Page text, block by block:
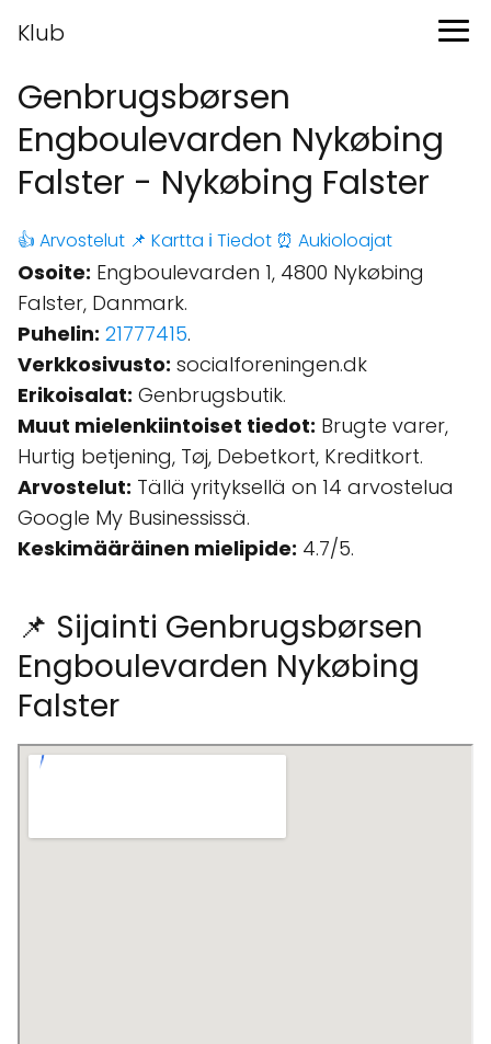
Klub
Genbrugsbørsen
Engboulevarden Nykøbing
Falster - Nykøbing Falster
👍 Arvostelut 📌 Kartta ℹ️ Tiedot ⏰ Aukioloajat
Osoite: Engboulevarden 1, 4800 Nykøbing
Falster, Danmark.
Puhelin: 21777415.
Verkkosivusto: socialforeningen.dk
Erikoisalat: Genbrugsbutik.
Muut mielenkiintoiset tiedot: Brugte varer,
Hurtig betjening, Tøj, Debetkort, Kreditkort.
Arvostelut: Tällä yrityksellä on 14 arvostelua
Google My Businessissä.
Keskimääräinen mielipide: 4.7/5.
📌 Sijainti Genbrugsbørsen
Engboulevarden Nykøbing
Falster